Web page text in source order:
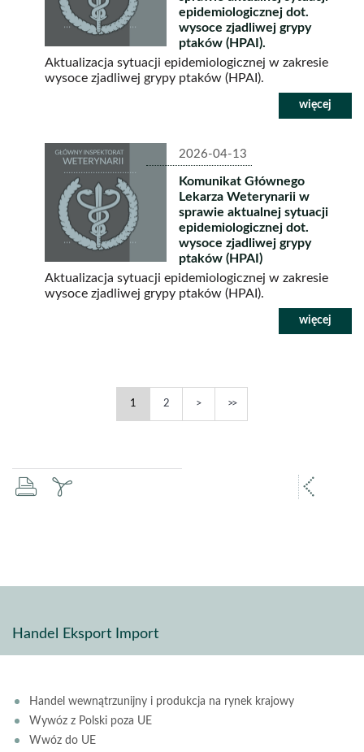
epidemiologicznej dot.
wysoce zjadliwej grypy
ptaków (HPAI).
Aktualizacja sytuacji epidemiologicznej w zakresie
wysoce zjadliwej grypy ptaków (HPAI).
2026-04-13
Komunikat Głównego
Lekarza Weterynarii w
sprawie aktualnej sytuacji
epidemiologicznej dot.
wysoce zjadliwej grypy
ptaków (HPAI)
Aktualizacja sytuacji epidemiologicznej w zakresie
wysoce zjadliwej grypy ptaków (HPAI).
Grypa
ptaków
1
Grypa
ptaków
2 NastępnaOstatnia
drukujzapisz
Handel Eksport Import
Handel wewnątrzunijny i produkcja na rynek krajowy
Wywóz z Polski poza UE
Wwóz do UE